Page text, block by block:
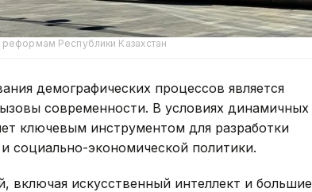
Республики Казахстан
демографических процессов является
современности. В условиях динамичных
ключевым инструментом для разработки
социально-экономической политики.
включая искусственный интеллект и большие